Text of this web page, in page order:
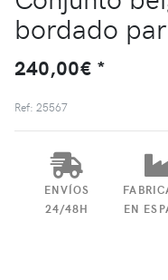
bordado
240,00€ *
Ref: 25567
ENVÍOS
24/48H
EN